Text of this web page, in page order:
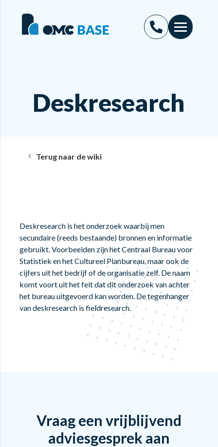
Deskresearch
Terug naar de wiki
Deskresearch is het onderzoek waarbij men
secundaire (reeds bestaande) bronnen en informatie
gebruikt. Voorbeelden zijn het Centraal Bureau voor
Statistiek en het Cultureel Planbureau, maar ook de
cijfers uit het bedrijf of de organisatie zelf. De naam
komt voort uit het feit dat dit onderzoek van achter
het bureau uitgevoerd kan worden. De tegenhanger
van deskresearch is fieldresearch.
Vraag een vrijblijvend
adviesgesprek aan